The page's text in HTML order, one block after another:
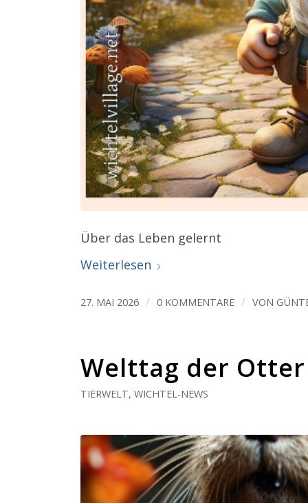
Über das Leben gelernt
Weiterlesen
27. MAI 2026 / 0 KOMMENTARE / VON
Welttag der Otter
TIERWELT,WICHTEL-NEWS